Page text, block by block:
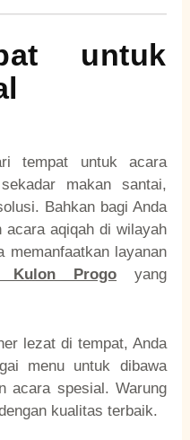
untuk
tempat untuk acara
makan santai,
Bahkan bagi Anda
acara aqiqah di wilayah
memanfaatkan layanan
Kulon Progo yang
lezat di tempat, Anda
menu untuk dibawa
acara spesial. Warung
kualitas terbaik.